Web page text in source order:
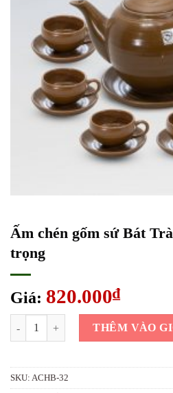
Ấm chén gốm sứ Bát
trọng
Giá: 820.000₫
Ấm chén gốm sứ Bát Tràng men nâu
THÊM VÀO
SKU: ACHB-32